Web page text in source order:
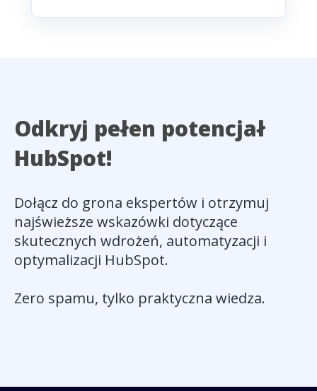
Odkryj pełen potencjał
HubSpot!
Dołącz do grona ekspertów i otrzymuj
najświeższe wskazówki dotyczące
skutecznych wdrożeń, automatyzacji i
optymalizacji HubSpot.
Zero spamu, tylko praktyczna wiedza.